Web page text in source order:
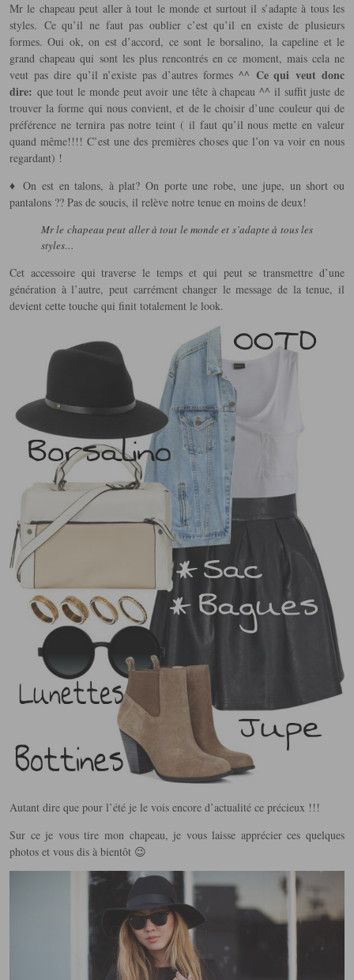
Mr le chapeau peut aller à tout le monde et surtout il s’adapte à tous les
styles. Ce qu’il ne faut pas oublier c’est qu’il en existe de plusieurs
formes. Oui ok, on est d’accord, ce sont le borsalino, la capeline et le
grand chapeau qui sont les plus rencontrés en ce moment, mais cela ne
veut pas dire qu’il n’existe pas d’autres formes ^^ Ce qui veut donc
dire: que tout le monde peut avoir une tête à chapeau ^^ il suffit juste de
trouver la forme qui nous convient, et de le choisir d’une couleur qui de
préférence ne ternira pas notre teint ( il faut qu’il nous mette en valeur
quand même!!!! C’est une des premières choses que l’on va voir en nous
regardant) !
♦ On est en talons, à plat? On porte une robe, une jupe, un short ou
pantalons ?? Pas de soucis, il relève notre tenue en moins de deux!
Mr le chapeau peut aller à tout le monde et s’adapte à tous les
styles…
Cet accessoire qui traverse le temps et qui peut se transmettre d’une
génération à l’autre, peut carrément changer le message de la tenue, il
devient cette touche qui finit totalement le look.
Autant dire que pour l’été je le vois encore d’actualité ce précieux !!!
Sur ce je vous tire mon chapeau, je vous laisse apprécier ces quelques
photos et vous dis à bientôt 😉